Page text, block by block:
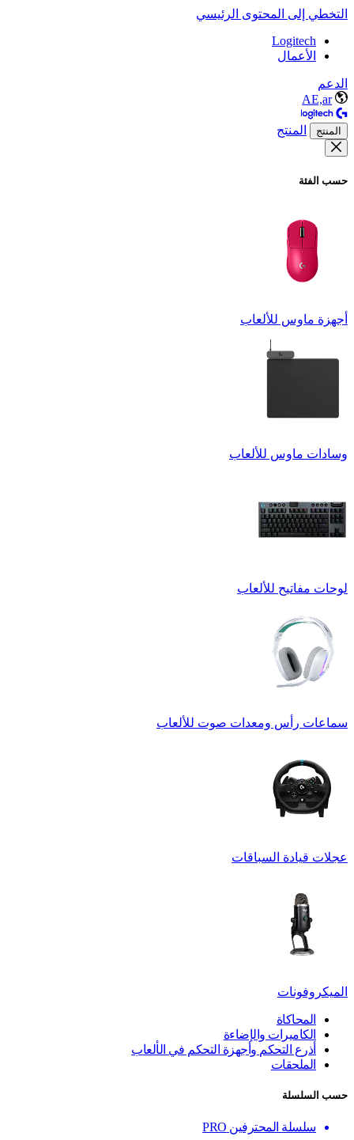
التخطي إلى المحتوى الرئيسي
Logitech
الأعمال
الدعم
AE,ar
المنتج المنتج
حسب الفئة
أجهزة ماوس للألعاب
وسادات ماوس للألعاب
لوحات مفاتيح للألعاب
سماعات رأس ومعدات صوت للألعاب
عجلات قيادة السباقات
الميكروفونات
المحاكاة
الكاميرات والإضاءة
أذرع التحكم وأجهزة التحكم في الألعاب
الملحقات
حسب السلسلة
سلسلة المحترفين PRO